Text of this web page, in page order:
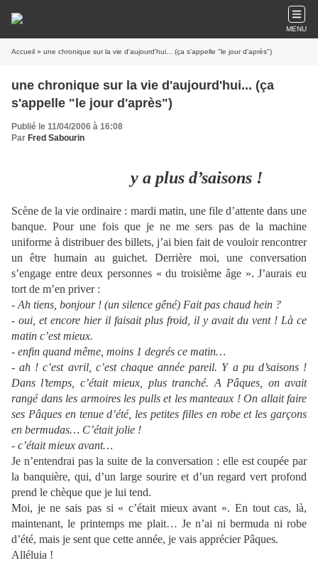
MENU
Accueil » une chronique sur la vie d'aujourd'hui... (ça s'appelle "le jour d'après")
une chronique sur la vie d'aujourd'hui... (ça
s'appelle "le jour d'après")
Publié le 11/04/2006 à 16:08
Par Fred Sabourin
y a plus d’saisons !
Scène de la vie ordinaire : mardi matin, une file d’attente dans une
banque. Pour une fois que je ne me sers pas de la machine
uniforme à distribuer des billets, j’ai bien fait de vouloir rencontrer
un être humain au guichet. Derrière moi, une conversation
s’engage entre deux personnes « du troisième âge ». J’aurais eu
tort de m’en priver :
- Ah tiens, bonjour ! (un silence gêné) Fait pas chaud hein ?
- oui, et encore hier il faisait plus froid, il y avait du vent ! Là ce
matin c’est mieux.
- enfin quand même, moins 1 degrés ce matin…
- ah ! c’est avril, c’est chaque année pareil. Y a pu d’saisons !
Dans l’temps, c’était mieux, plus tranché. A Pâques, on avait
rangé dans les armoires les pulls et les manteaux ! On allait faire
ses Pâques en tenue d’été, les petites filles en robe et les garçons
en bermudas… C’était jolie !
- c’était mieux avant…
Je n’entendrai pas la suite de la conversation : elle est coupée par
la banquière, qui, d’un large sourire et d’un regard vert profond
prend le chèque que je lui tend.
Moi, je ne sais pas si « c’était mieux avant ». En tout cas, là,
maintenant, le printemps me plait… Je n’ai ni bermuda ni robe
d’été, mais je sent que cette année, je vais apprécier Pâques.
Alléluia !